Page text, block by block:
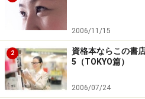
2006/11/15
2
資格本ならこの書
5（TOKYO篇）
2006/07/24